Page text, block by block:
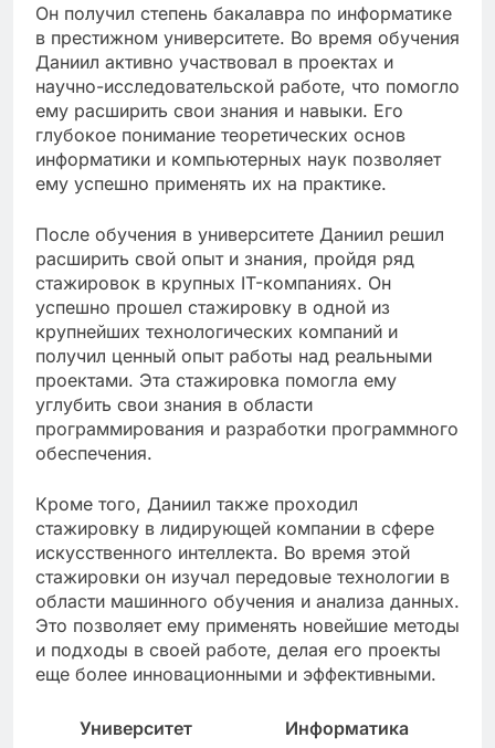
Он получил степень бакалавра по информатике
в престижном университете. Во время обучения
Даниил активно участвовал в проектах и
научно-исследовательской работе, что помогло
ему расширить свои знания и навыки. Его
глубокое понимание теоретических основ
информатики и компьютерных наук позволяет
ему успешно применять их на практике.
После обучения в университете Даниил решил
расширить свой опыт и знания, пройдя ряд
стажировок в крупных IT-компаниях. Он
успешно прошел стажировку в одной из
крупнейших технологических компаний и
получил ценный опыт работы над реальными
проектами. Эта стажировка помогла ему
углубить свои знания в области
программирования и разработки программного
обеспечения.
Кроме того, Даниил также проходил
стажировку в лидирующей компании в сфере
искусственного интеллекта. Во время этой
стажировки он изучал передовые технологии в
области машинного обучения и анализа данных.
Это позволяет ему применять новейшие методы
и подходы в своей работе, делая его проекты
еще более инновационными и эффективными.
Университет
Информатика